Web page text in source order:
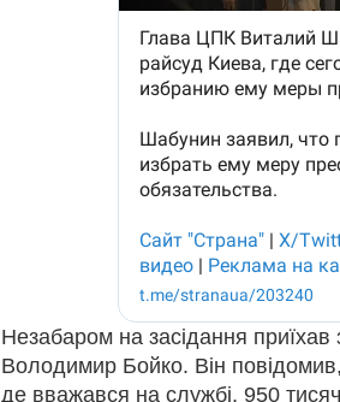
Незабаром на засідання
Володимир Бойко. Він
де вважався на службi, 950